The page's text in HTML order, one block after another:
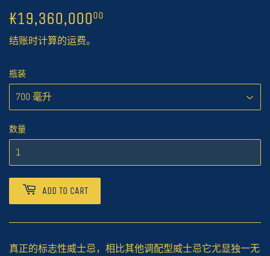
₭19,360,00000
结账时计算的运费。
瓶装
数量
ADD TO CART
真正的标志性威士忌，相比其他调配型威士忌它尤显独一无